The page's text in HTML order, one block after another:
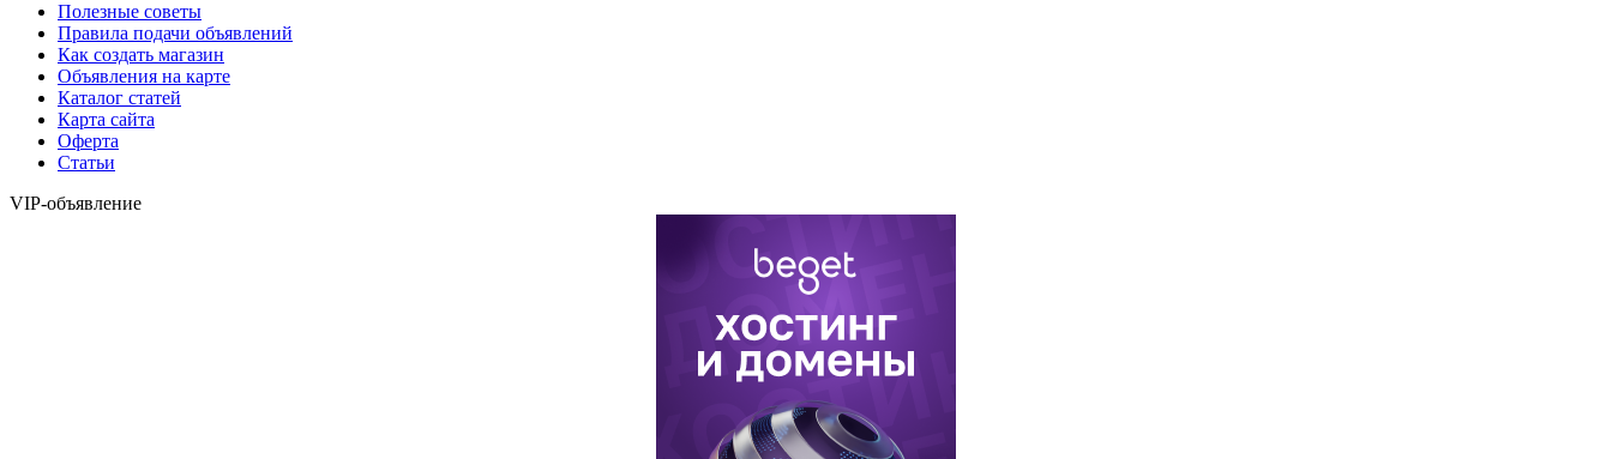
Полезные советы
Правила подачи объявлений
Как создать магазин
Объявления на карте
Каталог статей
Карта сайта
Оферта
Статьи
VIP-объявление